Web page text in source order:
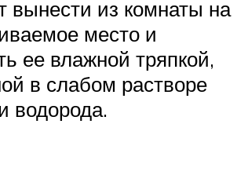
вынести из комнаты на
место и
ее влажной тряпкой,
в слабом растворе
водорода.